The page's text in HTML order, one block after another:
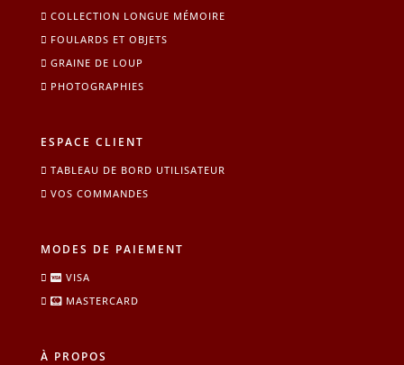
COLLECTION LONGUE MÉMOIRE
FOULARDS ET OBJETS
GRAINE DE LOUP
PHOTOGRAPHIES
ESPACE CLIENT
TABLEAU DE BORD UTILISATEUR
VOS COMMANDES
MODES DE PAIEMENT
VISA
MASTERCARD
À PROPOS